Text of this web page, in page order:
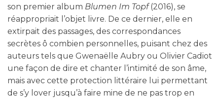
son premier album Blumen Im Topf(2016), se
réappropriait l’objet livre. De ce dernier, elle en
extirpait des passages, des correspondances
secrètes ô combien personnelles, puisant chez des
auteurs tels que Gwenaëlle Aubry ou Olivier Cadiot
une façon de dire et chanter l’intimité de son âme,
mais avec cette protection littéraire lui permettant
de s’y lover jusqu’à faire mine de ne pas trop en